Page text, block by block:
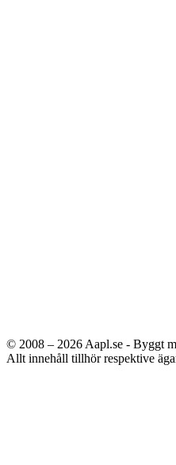
© 2008 – 2026 Aapl.se - Byggt
Allt innehåll tillhör respektive